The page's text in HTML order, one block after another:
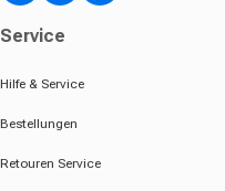
Service
Hilfe & Service
Bestellungen
Retouren Service